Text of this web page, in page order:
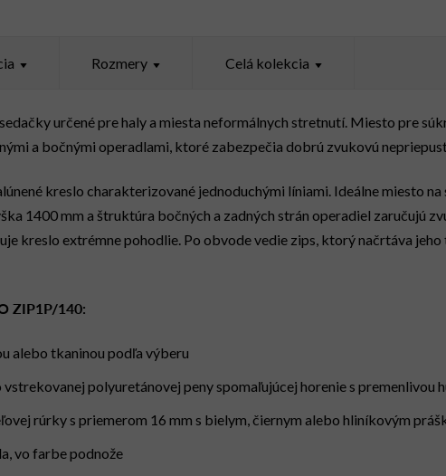
Rozmery Celá kolekcia
určené pre haly a miesta neformálnych stretnutí. Miesto pre
a bočnými operadlami, ktoré zabezpečia dobrú zvukovú
kreslo charakterizované jednoduchými líniami. Ideálne miesto
1400 mm a štruktúra bočných a zadných strán operadiel zaručujú
kreslo extrémne pohodlie. Po obvode vedie zips, ktorý načrtáva jeho
ZIP1P/140:
alebo tkaninou podľa výberu
polyuretánovej peny spomaľujúcej horenie s premenlivou
rúrky s priemerom 16 mm s bielym, čiernym alebo hliníkovým
vo farbe podnože